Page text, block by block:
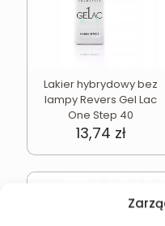
Lakier hybrydowy bez
lampy Revers Gel Lac
One Step 40
13,74 zł